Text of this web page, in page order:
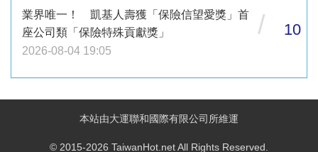
業界唯一！ 凱基人壽獲「保險信望愛獎」首
座公司類「保險特殊貢獻獎」
2026-08-04 19:05
/ 10
本站由大運聯和國際有限公司所維運
© 2015-2026 TaiwanHot.net All Rights Reserved.